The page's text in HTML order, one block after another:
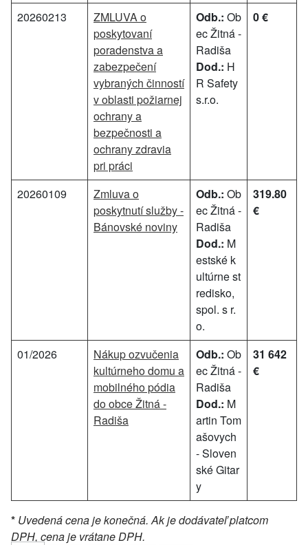
20260213
ZMLUVA o
poskytovaní
poradenstva a
zabezpečení
vybraných činností
v oblasti požiarnej
ochrany a
bezpečnosti a
ochrany zdravia
pri práci
Odb.: Ob
ec Žitná -
Radiša
Dod.: H
R Safety
s.r.o.
0 €
20260109
Zmluva o
poskytnutí služby -
Bánovské noviny
Odb.: Ob
ec Žitná -
Radiša
Dod.: M
estské k
ultúrne st
redisko,
spol. s r.
o.
319.80
€
01/2026
Nákup ozvučenia
kultúrneho domu a
mobilného pódia
do obce Žitná -
Radiša
Odb.: Ob
ec Žitná -
Radiša
Dod.: M
artin Tom
ašovych
- Sloven
ské Gitar
y
31 642
€
* Uvedená cena je konečná. Ak je dodávateľ platcom
DPH, cena je vrátane DPH.